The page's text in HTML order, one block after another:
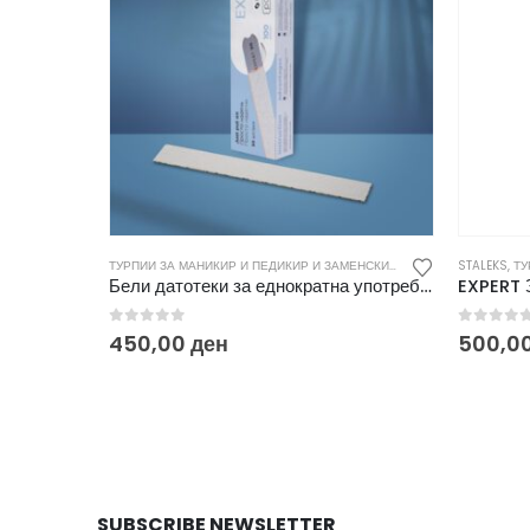
ТУРПИИ ЗА МАНИКИР И ПЕДИКИР И ЗАМЕНСКИ ДОДАТОЦИ
Бели датотеки за еднократна употреба papmAm EXPERT 22 100 гриз (50 парчиња)DFCE-22-100w
out of 5
450,00 ден
STALEKS,
0out
SUBSCRIBE NEWSLETTER